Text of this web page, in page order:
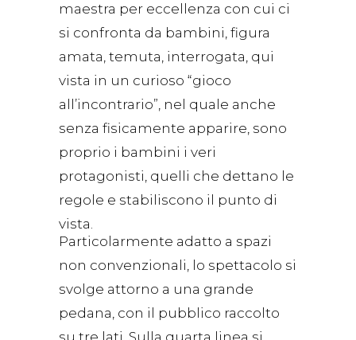
maestra per eccellenza con cui ci
si confronta da bambini, figura
amata, temuta, interrogata, qui
vista in un curioso “gioco
all’incontrario”, nel quale anche
senza fisicamente apparire, sono
proprio i bambini i veri
protagonisti, quelli che dettano le
regole e stabiliscono il punto di
vista.
Particolarmente adatto a spazi
non convenzionali, lo spettacolo si
svolge attorno a una grande
pedana, con il pubblico raccolto